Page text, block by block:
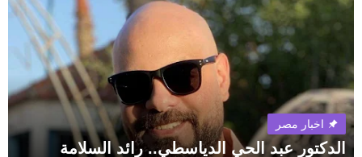
اخبار مصر
الدكتور عبد الحي الدياسطي.. رائد السلامة